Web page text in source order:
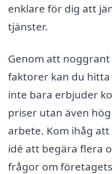
enklare för dig att
tjänster.
Genom att noggrant
faktorer kan du
inte bara erbjuder
priser utan även
arbete. Kom ihåg
idé att begära flera
frågor om